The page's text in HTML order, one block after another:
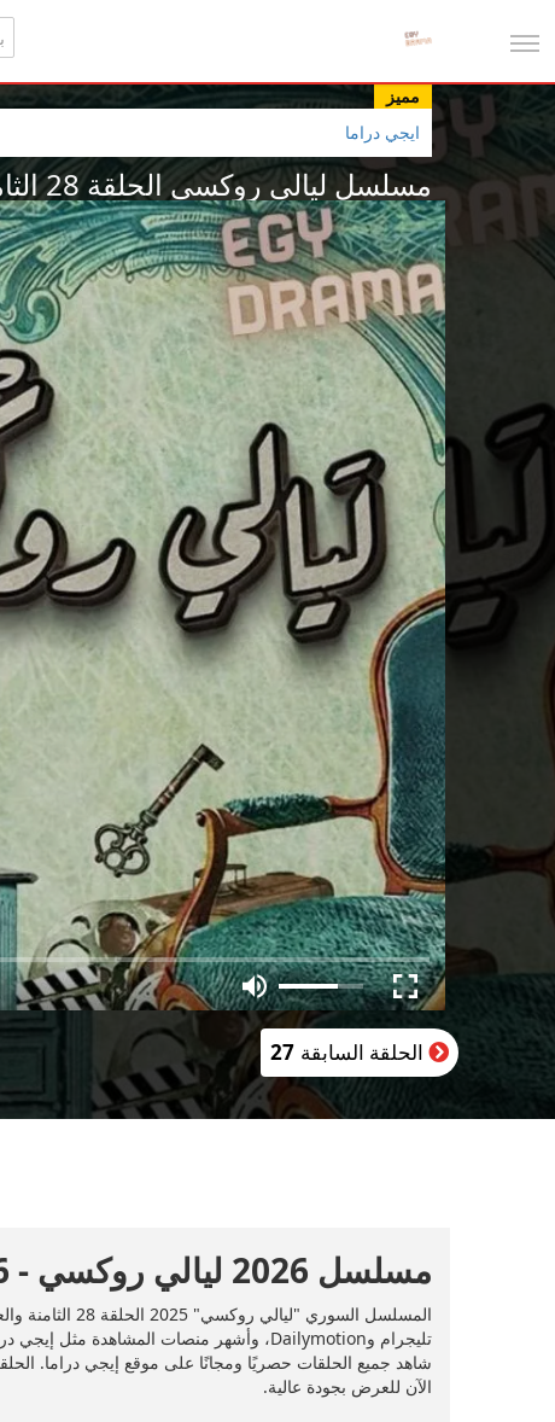
مميز
ايجي دراما
مسلسل ليالي روكسي الحلقة 28 الثامنة والعشرون أيمن زيدان 2025
الحلقة السابقة 27
مسلسل 2026 ليالي روكسي - 2026 - الحلقة 28
الآن للعرض بجودة عالية.